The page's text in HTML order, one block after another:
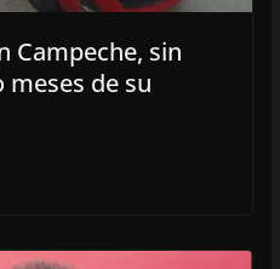
Campeche, sin
de su